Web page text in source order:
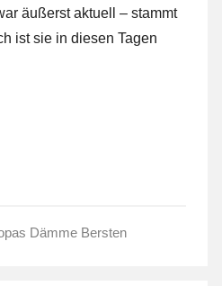
äußerst aktuell – stammt
ist sie in diesen Tagen
Dämme Bersten